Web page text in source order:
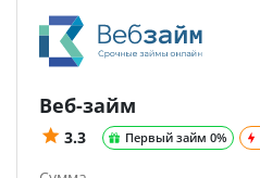
Веб-займ
3.3 Первый займ 0%